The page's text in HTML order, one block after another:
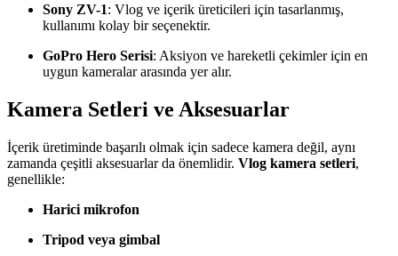
Sony ZV-1: Vlog ve içerik üreticileri için tasarlanmış,
kullanımı kolay bir seçenektir.
GoPro Hero Serisi: Aksiyon ve hareketli çekimler için en
uygun kameralar arasında yer alır.
Kamera Setleri ve Aksesuarlar
İçerik üretiminde başarılı olmak için sadece kamera değil, aynı
zamanda çeşitli aksesuarlar da önemlidir. Vlog kamera setleri,
genellikle:
Harici mikrofon
Tripod veya gimbal